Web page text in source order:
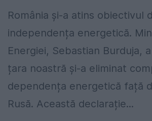
România și-a atins obiectivul
independența energetică.
Energiei, Sebastian Burduja,
țara noastră și-a eliminat
dependența energetică față
Rusă. Această declarație...